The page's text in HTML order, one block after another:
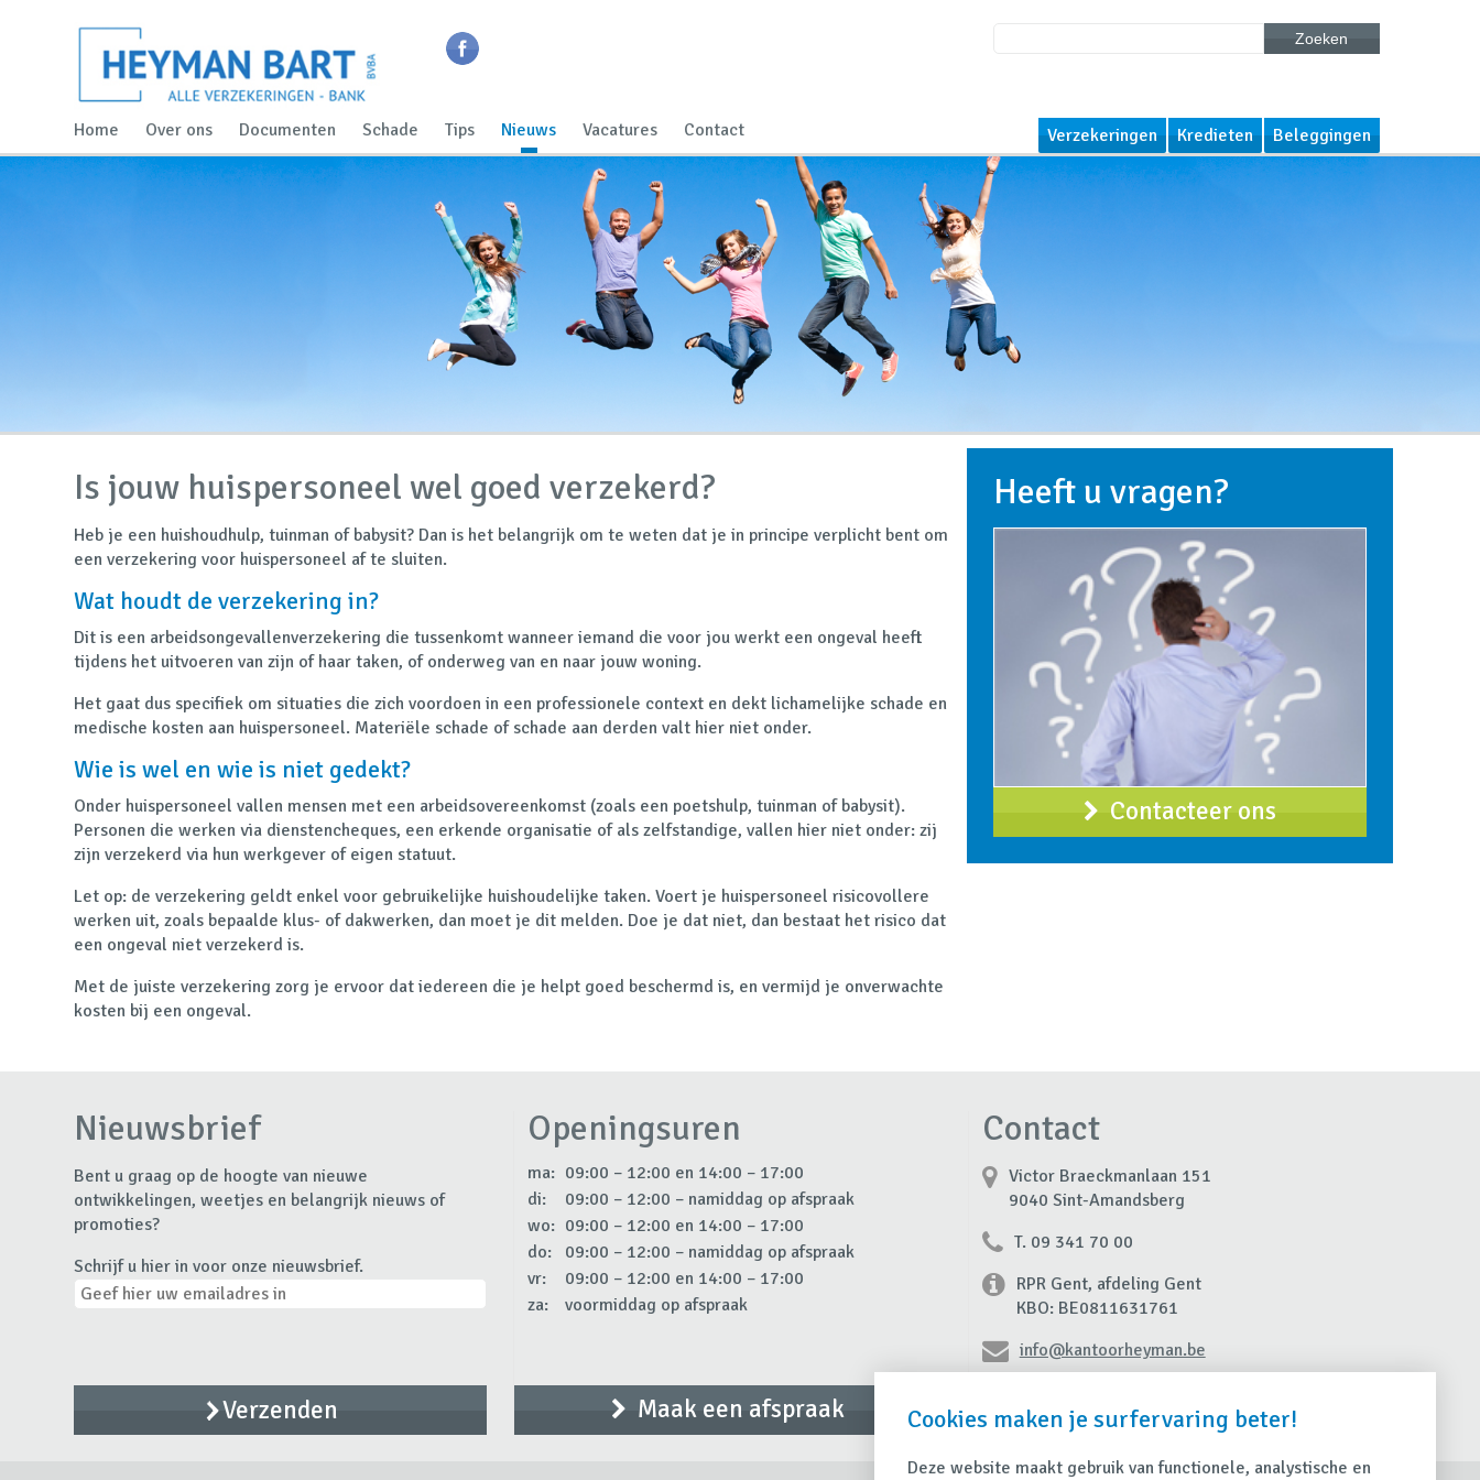
Zoeken
Home Over ons Documenten Schade Tips Nieuws Vacatures Contact Verzekeringen Kredieten Beleggingen
Is jouw huispersoneel wel goed verzekerd?
Heb je een huishoudhulp, tuinman of babysit? Dan is het belangrijk om te weten dat je in principe verplicht bent om
eenverzekering voor huispersoneel af te sluiten.
Wat houdt de verzekering in?
Dit is een arbeidsongevallenverzekering die tussenkomt wanneer iemand die voor jou werkt een ongeval heeft
tijdens het uitvoeren van zijn of haar taken, of onderweg van en naar jouw woning.
Het gaat dus specifiek om situaties die zich voordoen in een professionele context en dekt lichamelijke schade en
medische kosten aan huispersoneel. Materiële schade of schade aan derden valt hier niet onder.
Wie is wel en wie is niet gedekt?
Onder huispersoneel vallen mensen met een arbeidsovereenkomst (zoals een poetshulp, tuinman of babysit).
Personen die werken via dienstencheques, een erkende organisatie of als zelfstandige, vallen hier niet onder: zij
zijn verzekerd via hun werkgever of eigen statuut.
Let op: de verzekering geldt enkel voor gebruikelijke huishoudelijke taken. Voert je huispersoneel risicovollere
werken uit, zoals bepaalde klus- of dakwerken, dan moet je dit melden. Doe je dat niet, dan bestaat het risico dat
een ongeval niet verzekerd is.
Met de juiste verzekering zorg je ervoor dat iedereen die je helpt goed beschermd is, en vermijd je onverwachte
kosten bij een ongeval.
Heeft u vragen?
Contacteer ons
Nieuwsbrief
Bent u graag op de hoogte van nieuwe
ontwikkelingen, weetjes en belangrijk nieuws of
promoties?
Schrijf u hier in voor onze nieuwsbrief.
Openingsuren
ma: 09:00 – 12:00 en 14:00 – 17:00
di:
09:00 – 12:00 – namiddag op afspraak
wo: 09:00 – 12:00 en 14:00 – 17:00
do:
09:00 – 12:00 – namiddag op afspraak
vr:
09:00 – 12:00 en 14:00 – 17:00
za:
voormiddag op afspraak
Maak een afspraak
Contact
Victor Braeckmanlaan 151
9040 Sint-Amandsberg
T. 09 341 70 00
RPR Gent, afdeling Gent
KBO: BE0811631761
info@kantoorheyman.be
Contacteer ons
Cookies maken je surfervaring beter!
Deze website maakt gebruik van functionele, analystische en